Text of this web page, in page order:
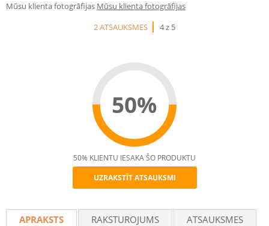
Mūsu klienta fotogrāfijas Mūsu klienta fotogrāfijas
2 ATSAUKSMES
4 z 5
50%
Recommend
50% KLIENTU IESAKA ŠO PRODUKTU
UZRAKSTĪT ATSAUKSMI
APRAKSTS RAKSTUROJUMS
ATSAUKSMES